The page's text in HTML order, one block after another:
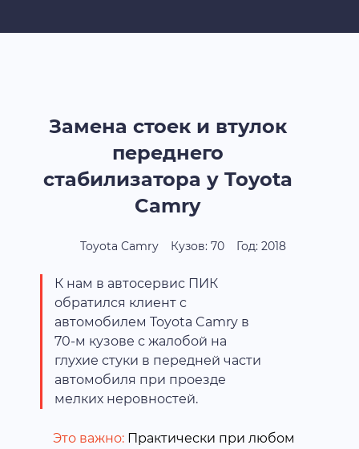
Замена стоек и втулок
переднего
стабилизатора у Toyota
Camry
Toyota Camry Кузов: 70 Год: 2018
К нам в автосервис ПИК
обратился клиент с
автомобилем Toyota Camry в
70-м кузове с жалобой на
глухие стуки в передней части
автомобиля при проезде
мелких неровностей.
Это важно: Практически при любом